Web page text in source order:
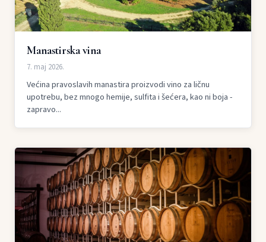
Manastirska vina
7. maj 2026.
Većina pravoslavih manastira proizvodi vino za ličnu
upotrebu, bez mnogo hemije, sulfita i šećera, kao ni boja -
zapravo...